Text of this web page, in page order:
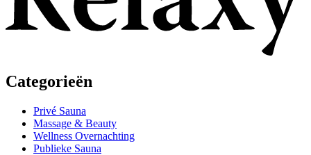
Categorieën
Privé Sauna
Massage & Beauty
Wellness Overnachting
Publieke Sauna